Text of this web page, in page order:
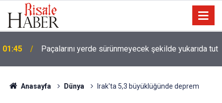
01:45
Paçalarını yerde sürünmeyecek şekilde yukarıda tut
01:15
O’dur, dirilten de O’dur
Anasayfa Dünya Irak'ta 5,3 büyüklüğünde deprem